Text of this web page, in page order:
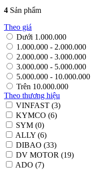
4 Sản phẩm
Theo giá
Dưới 1.000.000
1.000.000 - 2.000.000
2.000.000 - 3.000.000
3.000.000 - 5.000.000
5.000.000 - 10.000.000
Trên 10.000.000
Theo thương hiệu
VINFAST (3)
KYMCO (6)
SYM (0)
ALLY (6)
DIBAO (33)
DV MOTOR (19)
ADO (7)